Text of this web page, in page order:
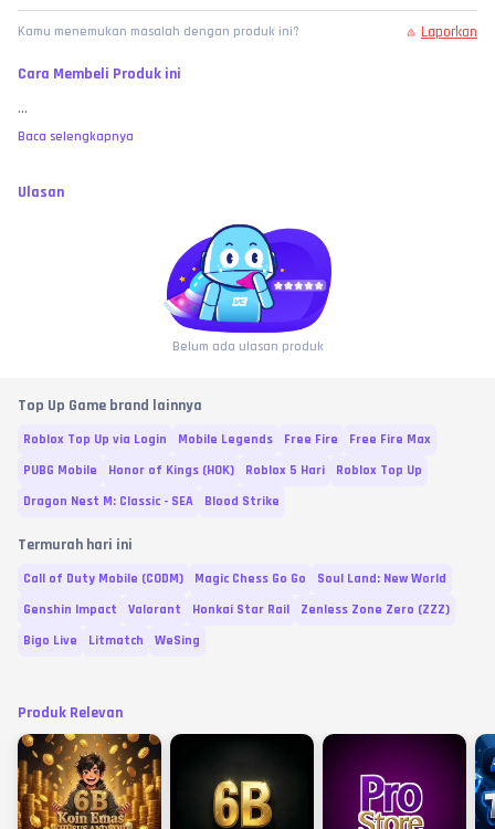
Kamu menemukan masalah dengan produk ini? Laporkan
Cara Membeli Produk ini
...
Baca selengkapnya
Ulasan
Belum ada ulasan produk
Top Up Game brand lainnya
Roblox Top Up via Login Mobile Legends Free Fire
Free Fire Max
PUBG Mobile
Honor of Kings (HOK) Roblox 5 Hari
Roblox Top Up
Dragon Nest M: Classic - SEA
Blood Strike
Termurah hari ini
Call of Duty Mobile (CODM) Magic Chess Go Go
Soul Land: New World
Genshin Impact
Valorant Honkai Star Rail
Zenless Zone Zero (ZZZ)
Bigo Live
Litmatch WeSing
Produk Relevan